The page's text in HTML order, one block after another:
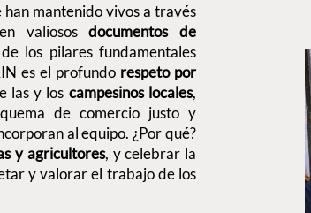
han mantenido vivos a través
valiososdocumentos de
los pilares fundamentales
es el profundo respeto por
las y los campesinos locales,
de comercio justo y
al equipo. ¿Por qué?
y agricultores, y celebrar la
y valorar el trabajo de los